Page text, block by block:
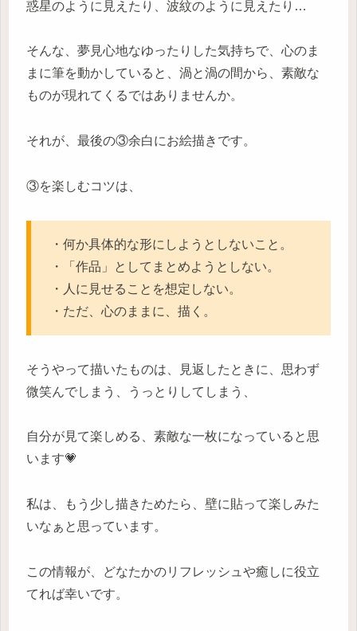
惑星のように見えたり、波紋のように見えたり…
そんな、夢見心地なゆったりした気持ちで、心のま
まに筆を動かしていると、渦と渦の間から、素敵な
ものが現れてくるではありませんか。
それが、最後の③余白にお絵描きです。
③を楽しむコツは、
・何か具体的な形にしようとしないこと。
・「作品」としてまとめようとしない。
・人に見せることを想定しない。
・ただ、心のままに、描く。
そうやって描いたものは、見返したときに、思わず
微笑んでしまう、うっとりしてしまう、
自分が見て楽しめる、素敵な一枚になっていると思
います💗
私は、もう少し描きためたら、壁に貼って楽しみた
いなぁと思っています。
この情報が、どなたかのリフレッシュや癒しに役立
てれば幸いです。